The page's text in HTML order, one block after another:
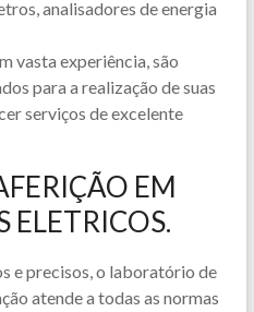
analisadores de energia
vasta experiência, são
para a realização de suas
serviços de excelente
EM
ELETRICOS.
e precisos, o laboratório de
atende a todas as normas